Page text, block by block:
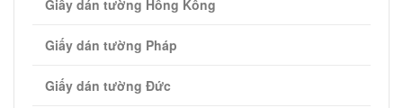
Giấy dán tường Hồng Kông
Giấy dán tường Pháp
Giấy dán tường Đức